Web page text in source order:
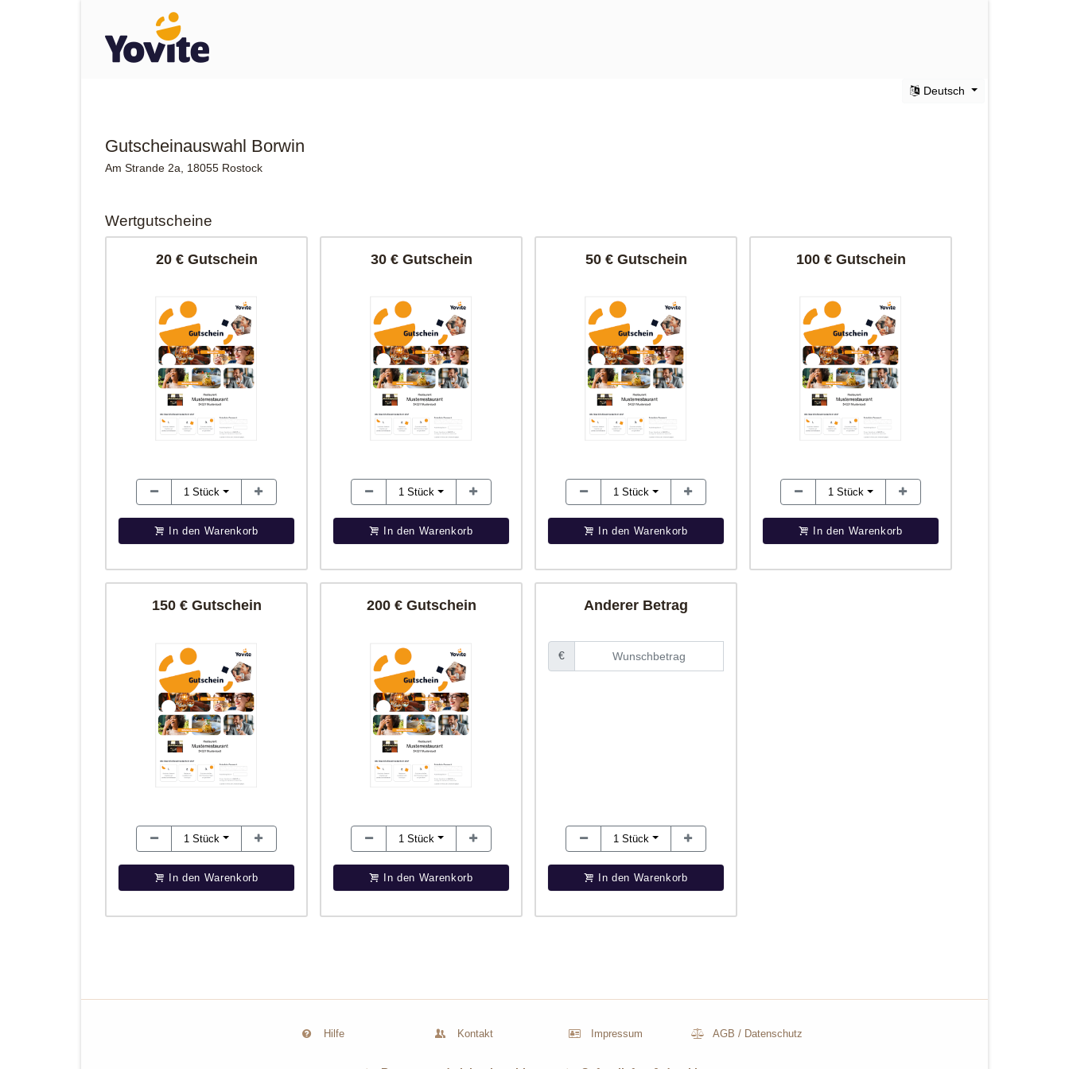
Deutsch
Gutscheinauswahl Borwin
Am Strande 2a, 18055 Rostock
Wertgutscheine
20 € Gutschein
1Stück
In den Warenkorb
30 € Gutschein
1Stück
In den Warenkorb
50 € Gutschein
1Stück
In den Warenkorb
100 € Gutschein
1Stück
In den Warenkorb
150 € Gutschein
1Stück
In den Warenkorb
200 € Gutschein
1Stück
In den Warenkorb
Anderer Betrag
€
1Stück
In den Warenkorb
Hilfe Kontakt Impressum AGB / Datenschutz